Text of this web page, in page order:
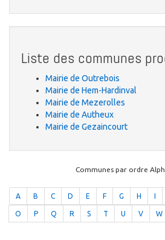
Liste des communes
Mairie de Outrebois
Mairie de Hem-Hardinval
Mairie de Mezerolles
Mairie de Autheux
Mairie de Gezaincourt
Communes par ordre
A B C D E F G H
O P Q R S T U V W